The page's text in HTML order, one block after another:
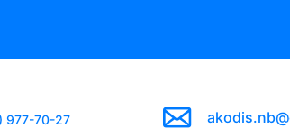
977-70-27